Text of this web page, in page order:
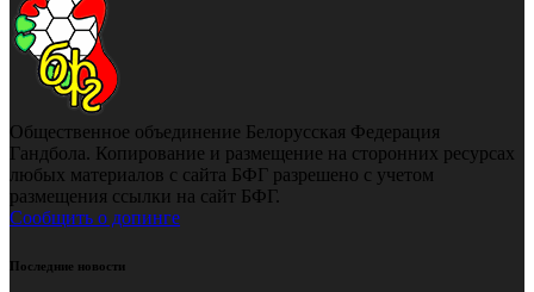
Общественное объединение Белорусская Федерация
Гандбола. Копирование и размещение на сторонних ресурсах
любых материалов с сайта БФГ разрешено с учетом
размещения ссылки на сайт БФГ.
Сообщить о допинге
Последние новости